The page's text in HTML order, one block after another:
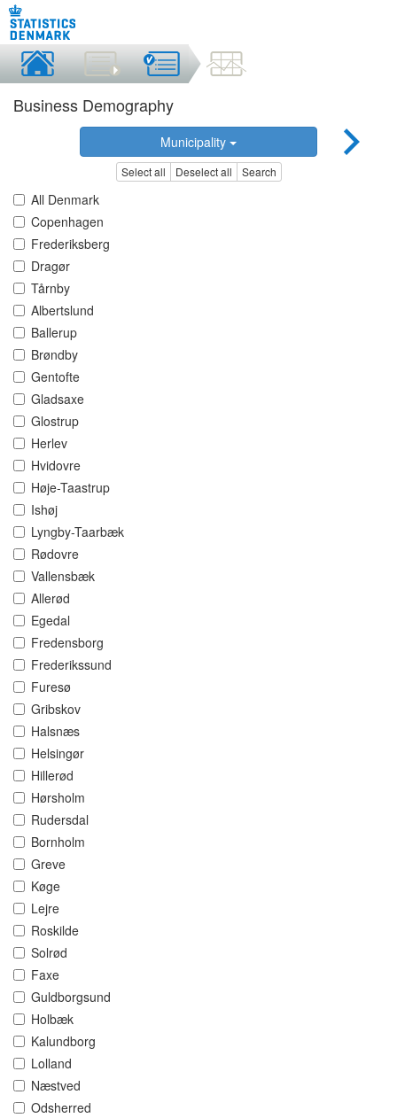
Business Demography
Municipality
Select all Deselect all Search
All Denmark
Copenhagen
Frederiksberg
Dragør
Tårnby
Albertslund
Ballerup
Brøndby
Gentofte
Gladsaxe
Glostrup
Herlev
Hvidovre
Høje-Taastrup
Ishøj
Lyngby-Taarbæk
Rødovre
Vallensbæk
Allerød
Egedal
Fredensborg
Frederikssund
Furesø
Gribskov
Halsnæs
Helsingør
Hillerød
Hørsholm
Rudersdal
Bornholm
Greve
Køge
Lejre
Roskilde
Solrød
Faxe
Guldborgsund
Holbæk
Kalundborg
Lolland
Næstved
Odsherred